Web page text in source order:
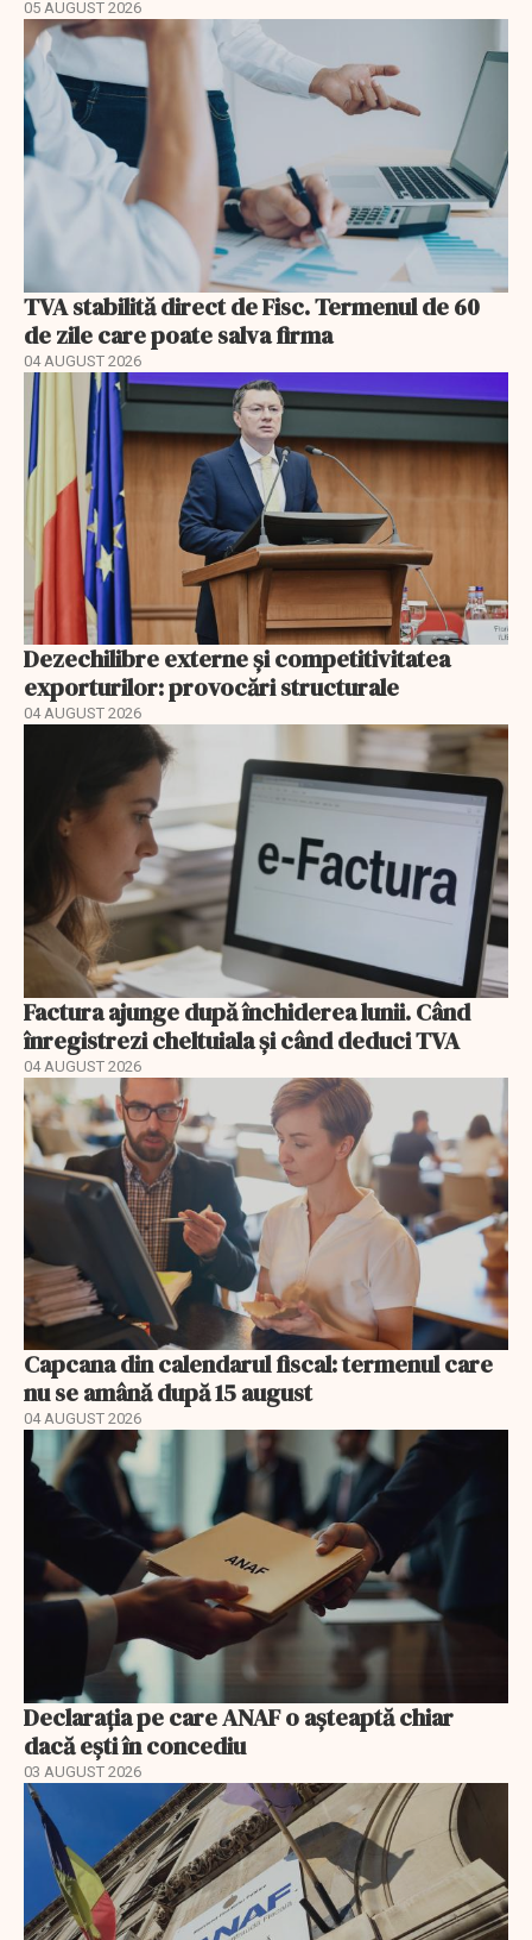
05 AUGUST 2026
TVA stabilită direct de Fisc. Termenul de 60
de zile care poate salva firma
04 AUGUST 2026
Dezechilibre externe și competitivitatea
exporturilor: provocări structurale
04 AUGUST 2026
Factura ajunge după închiderea lunii. Când
înregistrezi cheltuiala și când deduci TVA
04 AUGUST 2026
Capcana din calendarul fiscal: termenul care
nu se amână după 15 august
04 AUGUST 2026
Declarația pe care ANAF o așteaptă chiar
dacă ești în concediu
03 AUGUST 2026